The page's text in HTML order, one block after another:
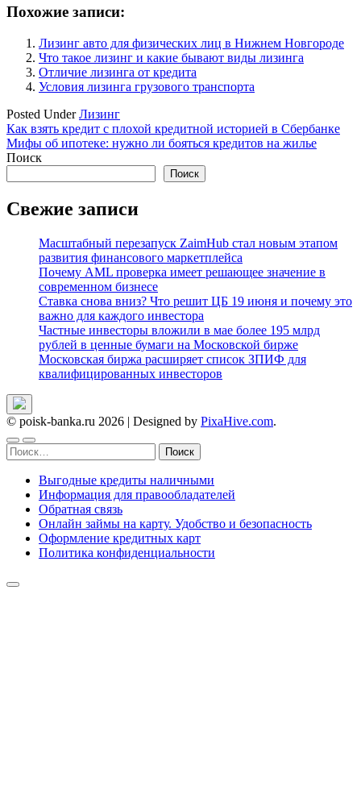
Похожие записи:
Лизинг авто для физических лиц в Нижнем Новгороде
Что такое лизинг и какие бывают виды лизинга
Отличие лизинга от кредита
Условия лизинга грузового транспорта
Posted UnderЛизинг
Навигация
по
Как взять кредит с плохой кредитной историей в Сбербанке
Мифы об ипотеке: нужно ли бояться кредитов на жилье
Поиск
Поиск
Свежие записи
Масштабный перезапуск ZaimHub стал новым этапом
развития финансового маркетплейса
Почему AML проверка имеет решающее значение в
современном бизнесе
Ставка снова вниз? Что решит ЦБ 19 июня и почему это
важно для каждого инвестора
Частные инвесторы вложили в мае более 195 млрд
рублей в ценные бумаги на Московской бирже
Московская биржа расширяет список ЗПИФ для
квалифицированных инвесторов
© poisk-banka.ru 2026 | Designed by PixaHive.com.
Найти:
Выгодные кредиты наличными
Информация для правообладателей
Обратная связь
Онлайн займы на карту. Удобство и безопасность
Оформление кредитных карт
Политика конфиденциальности